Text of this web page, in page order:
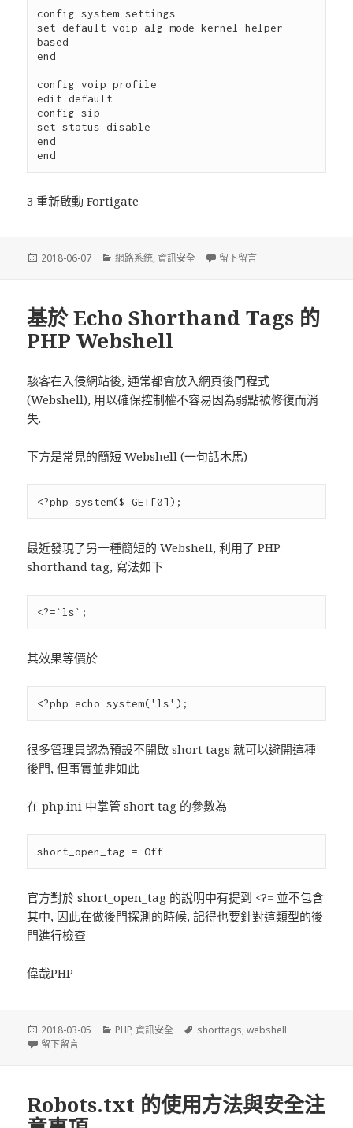
config system settings
set default-voip-alg-mode kernel-helper-
based
end
config voip profile
edit default
config sip
set status disable
end
3 重新啟動 Fortigate
發
2018-06-07
分
網路系統,資訊安全 留下留言
基於 Echo Shorthand Tags 的
PHP Webshell
駭客在入侵網站後, 通常都會放入網頁後門程式
(Webshell), 用以確保控制權不容易因為弱點被修復而消
失.
下方是常見的簡短 Webshell (一句話木馬)
最近發現了另一種簡短的 Webshell, 利用了 PHP
shorthand tag, 寫法如下
其效果等價於
很多管理員認為預設不開啟 short tags 就可以避開這種
後門, 但事實並非如此
在 php.ini 中掌管 short tag 的參數為
官方對於 short_open_tag 的說明中有提到 <?= 並不包含
其中, 因此在做後門探測的時候, 記得也要針對這類型的後
門進行檢查
偉哉PHP
發
佈
2018-03-05
分
PHP,資訊安全
標
shorttags,webshell
留下留言
Robots.txt 的使用方法與安全注